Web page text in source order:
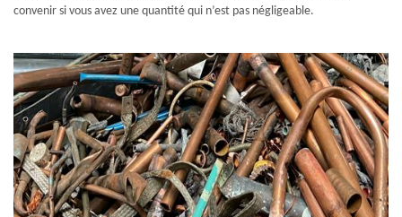
convenir si vous avez une quantité qui n’est pas négligeable.